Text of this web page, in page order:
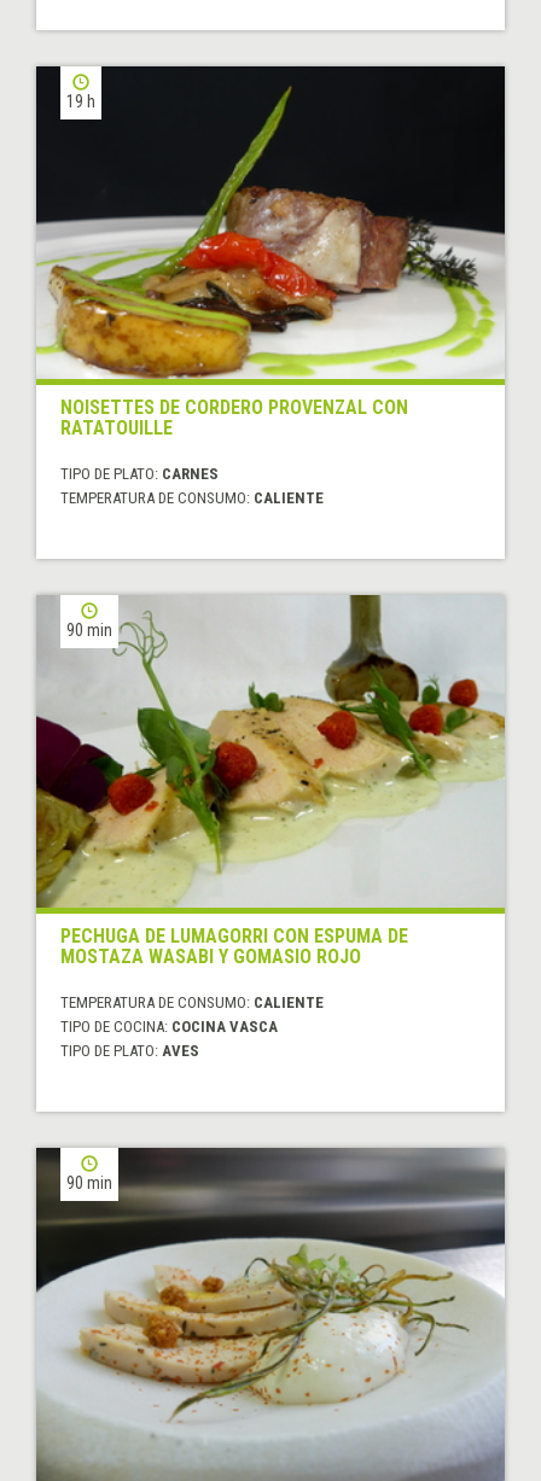
19 h
NOISETTES DE CORDERO PROVENZAL CON
RATATOUILLE
TIPO DE PLATO: CARNES
TEMPERATURA DE CONSUMO: CALIENTE
90 min
PECHUGA DE LUMAGORRI CON ESPUMA DE
MOSTAZA WASABI Y GOMASIO ROJO
TEMPERATURA DE CONSUMO: CALIENTE
TIPO DE COCINA: COCINA VASCA
TIPO DE PLATO: AVES
90 min